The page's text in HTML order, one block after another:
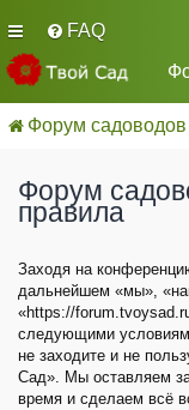
FAQ
Форум
Форум
правила
Заходя на
дальнейшем «мы»,
«https://
следующими
не заходите и не
Сад». Мы оставляем
время и сделаем всё